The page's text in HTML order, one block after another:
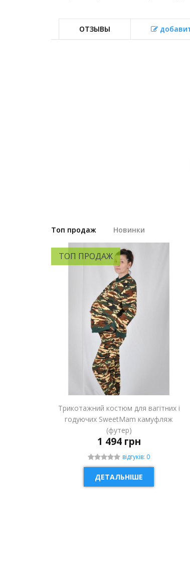
ОТЗЫВЫ
Топ продаж Новинки
ТОП ПРОДАЖ
Трикотажний костюм для вагітних і
годуючих SweetMam камуфляж
(футер)
1 494 грн
відгуків: 0
ДЕТАЛЬНІШЕ